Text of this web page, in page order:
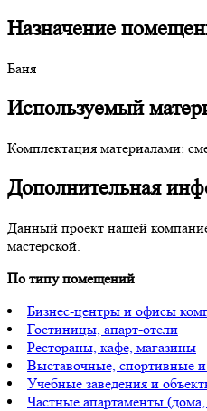
Назначение
Баня
Используемый
Комплектация материалами:
Дополнительная
Данный проект нашей
мастерской.
По типу помещений
Бизнес-центры и офисы
Гостиницы, апарт-отели
Рестораны, кафе, магазины
Выставочные, спортивные
Учебные заведения и
Частные апартаменты